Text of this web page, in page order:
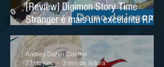
[Review] Digimon Story Time
Stranger é mais um excelente RPG
no Nintendo Switch 2
Andrey Daher Coelho
27 de jun.
3 min de leitura